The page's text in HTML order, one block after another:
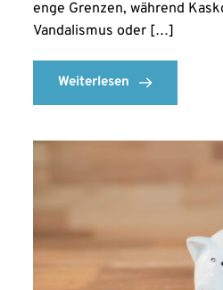
enge Grenzen, während
Vandalismus oder […]
Weiterlesen